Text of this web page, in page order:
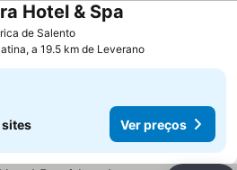
de SalentoVer preços
Hotel & Spa
a 19.5 km de Leverano
sites Ver preços